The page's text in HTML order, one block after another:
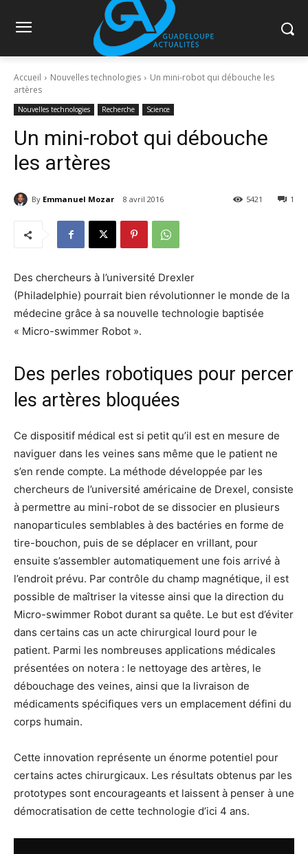
Accueil Nouvelles technologies
Un mini-robot qui débouche les
artères
Nouvelles technologies Recherche Science
Un mini-robot qui débouche
les artères
By Emmanuel Mozar 8 avril 2016 1
5421
Des chercheurs à l’université Drexler
(Philadelphie) pourrait bien révolutionner le monde de la
médecine grâce à sa nouvelle technologie baptisée
« Micro-swimmer Robot ».
Des perles robotiques pour percer
les artères bloquées
Ce dispositif médical est si petit qu’il est en mesure de
naviguer dans les veines sans même que le patient ne
s’en rende compte. La méthode développée par les
chercheurs de l’université américaine de Drexel, consiste
à permettre au mini-robot de se dissocier en plusieurs
nanoparticules semblables à des bactéries en forme de
tire-bouchon, puis de se déplacer en vrillant, pour
ensuite s’assembler automatiquement une fois arrivé à
l’endroit prévu. Par contrôle du champ magnétique, il est
possible de maîtriser la vitesse ainsi que la direction du
Micro-swimmer Robot durant sa quête. Le but est d’éviter
dans certains cas un acte chirurgical lourd pour le
patient. Parmi les nombreuses applications médicales
présentées on notera : le nettoyage des artères, le
débouchage des veines, ainsi que la livraison de
médicaments spécifiques vers un emplacement défini du
corps humain.
Cette innovation représente un énorme potentiel pour
certains actes chirurgicaux. Les résultats obtenus par les
prototypes sont encourageants et laissent à penser à une
démocratisation de cette technologie d’ici 4 ans.